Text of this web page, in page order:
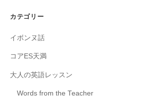
カテゴリー
イボンヌ話
コアES天満
大人の英語レッスン
Words from the Teacher